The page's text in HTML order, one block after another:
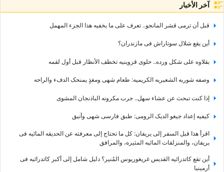
آخر الأخبار
قبل أن ترمی قشر المانجو.. تعرف على ما یخفیه هذا الجزء المهمل
أین یقع شلال سوتاراش فی مازندران؟
بقلاوه على شکل ورده.. حلوى قزوینیه تخطف الأنظار قبل أول لقمه
وصفه شوربه الشعیریه الکریمیه: طعام شهی ومغذٍ یمنحک الدفء والراحه
إذا کنت تبحث عن عشاء سهل.. جرب مکرونه الباذنجان المشوی
کیفیه إعداد جیغو الدیک الرومی: طبق فارسی شهی وأنیق
اقرأ هذا قبل السفر إلى یریفان: کل ما تحتاج إلى معرفته عن الحدیقه المائیه فی
یریفان، والمنزلقات المائیه المثیره، والمرافق
أین تقع کاتدرائیه القدیس غریغوریوس المُنیر؟ دلیل شامل إلى أکبر کاتدرائیه فی
أرمینیا